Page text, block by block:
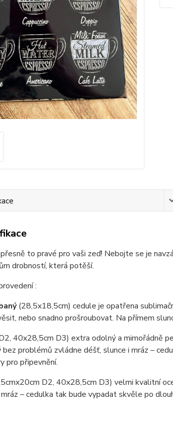
to pravé pro vaši zeď! Nebojte se je
drobností, která potěší.
:
(28,5x18,5cm) cedule je opatřena
nebo snadno prošroubovat. Na přímem
40x28,5cm D3) extra odolný a mimořádně
problémů zvládne déšť, slunce i mráz –
pro připevnění.
D2, 40x28,5cm D3) velmi kvalitní
– cedulka tak bude vypadat skvěle po